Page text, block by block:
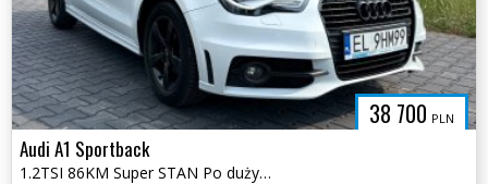
38 700 PLN
Audi A1 Sportback
1.2TSI 86KM Super STAN Po dużym SERWISE Oryginał Dokumentacja 2xSline